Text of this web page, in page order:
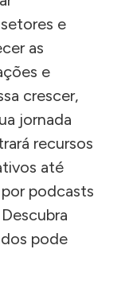
e
as
e
crescer,
jornada
recursos
até
podcasts
pode